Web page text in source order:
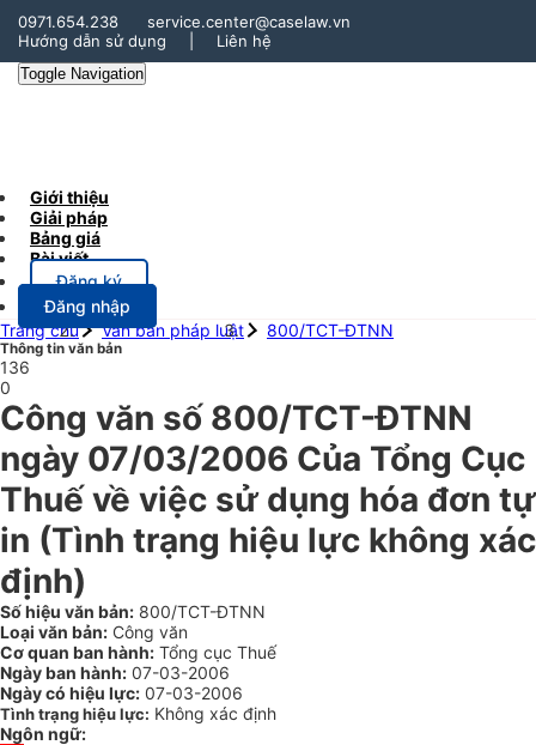
0971.654.238
service.center@caselaw.vn
Hướng dẫn sử dụng
Liên hệ
Toggle Navigation
Giới thiệu
Giải pháp
Bảng giá
Bài viết
Đăng ký
Đăng nhập
Trang chủ
Văn bản pháp luật 800/TCT-ĐTNN
Thông tin văn bản
136
0
Công văn số 800/TCT-ĐTNN
ngày 07/03/2006 Của Tổng Cục
Thuế về việc sử dụng hóa đơn tự
in (Tình trạng hiệu lực không xác
định)
Số hiệu văn bản: 800/TCT-ĐTNN
Loại văn bản: Công văn
Cơ quan ban hành: Tổng cục Thuế
Ngày ban hành: 07-03-2006
Ngày có hiệu lực: 07-03-2006
Tình trạng hiệu lực: Không xác định
Ngôn ngữ: